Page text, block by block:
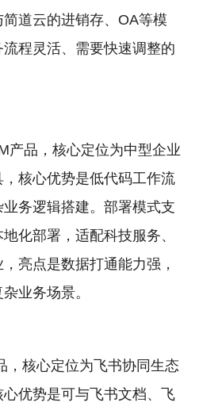
道云的进销存、OA等模
程灵活、需要快速调整的
产品，核心定位为中型企业
核心优势是低代码工作流
务逻辑搭建。部署模式支
化部署，适配科技服务、
亮点是数据打通能力强，
业务场景。
，核心定位为飞书协同生态
优势是可与飞书文档、飞